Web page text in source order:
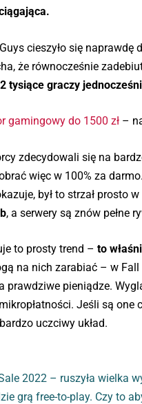
cieszyło się
że równocześnie
tysiące graczy
gamingowy do 1500 zł –
zdecydowali się na
więc w 100% za
był to strzał prosto
, a serwery są znów pełne
to prosty trend –to
na nich zarabiać – w
prawdziwe pieniądze.
Jeśli są one
uczciwy układ.
2022 – ruszyła wielka
grą free-to-play. Czy to